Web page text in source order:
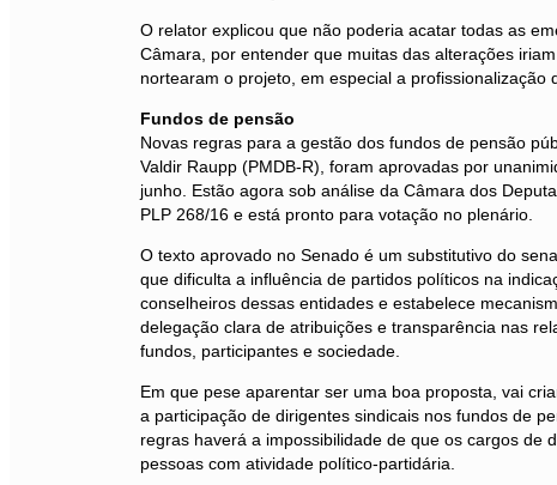
O relator explicou que não poderia acatar todas as
Câmara, por entender que muitas das alterações
nortearam o projeto, em especial a profissionalização
Fundos de pensão
Novas regras para a gestão dos fundos de pensão
Valdir Raupp (PMDB-R), foram aprovadas por
junho. Estão agora sob análise da Câmara dos
PLP 268/16 e está pronto para votação no plenário.
O texto aprovado no Senado é um substitutivo do
que dificulta a influência de partidos políticos na
conselheiros dessas entidades e estabelece
delegação clara de atribuições e transparência nas
fundos, participantes e sociedade.
Em que pese aparentar ser uma boa proposta, vai
a participação de dirigentes sindicais nos fundos de
regras haverá a impossibilidade de que os cargos de
pessoas com atividade político-partidária.